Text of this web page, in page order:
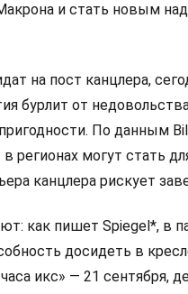
и стать новым
на пост канцлера,
бурлит от
По данным
регионах могут стать
канцлера рискует
как пишет Spiegel*, в
досидеть в
икс» — 21 сентября,